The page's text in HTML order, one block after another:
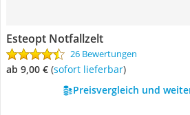
Esteopt Notfallzelt
26 Bewertungen
ab 9,00 € ( Sofort lieferbar)
Preisvergleich und